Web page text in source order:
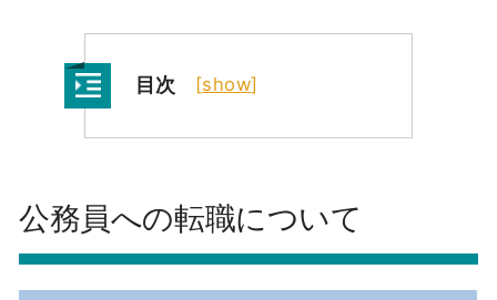
目次 [show]
公務員への転職について